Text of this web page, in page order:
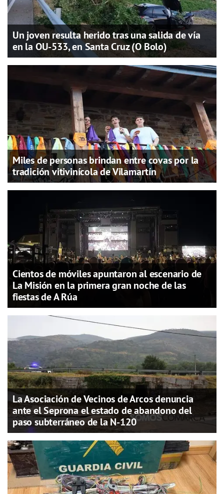
Un joven resulta herido tras una salida de vía
en la OU-533, en Santa Cruz (O Bolo)
Miles de personas brindan entre covas por la
tradición vitivinícola de Vilamartín
Cientos de móviles apuntaron al escenario de
La Misión en la primera gran noche de las
fiestas de A Rúa
La Asociación de Vecinos de Arcos denuncia
ante el Seprona el estado de abandono del
paso subterráneo de la N-120